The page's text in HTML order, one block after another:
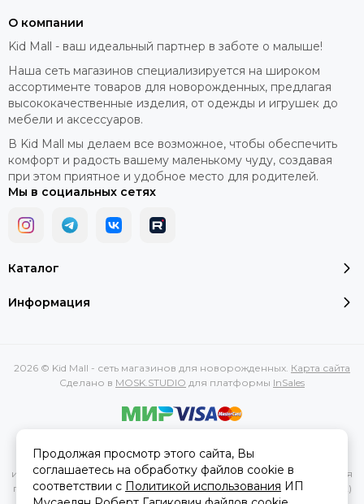
Каталог
Информация
О компании
Kid Mall - ваш идеальный партнер в заботе о малыше!
Наша сеть магазинов специализируется на широком
ассортименте товаров для новорожденных, предлагая
высококачественные изделия, от одежды и игрушек до
мебели и аксессуаров.
В Kid Mall мы делаем все возможное, чтобы обеспечить
комфорт и радость вашему маленькому чуду, создавая
при этом приятное и удобное место для родителей.
Мы в социальных сетях
2026 © Kid Mall - сеть магазинов для новорожденных. Карта сайта
Сделано в MOSK.STUDIO для платформы InSales
характеристик, стоимости товаров и услуг, носит
информационный характер и ни при каких условиях не является
публичной офертой, определяемой положениями Статьи 437(2)
Продолжая просмотр этого сайта, Вы
соглашаетесь на обработку файлов cookie в
соответствии с Политикой использования ИП